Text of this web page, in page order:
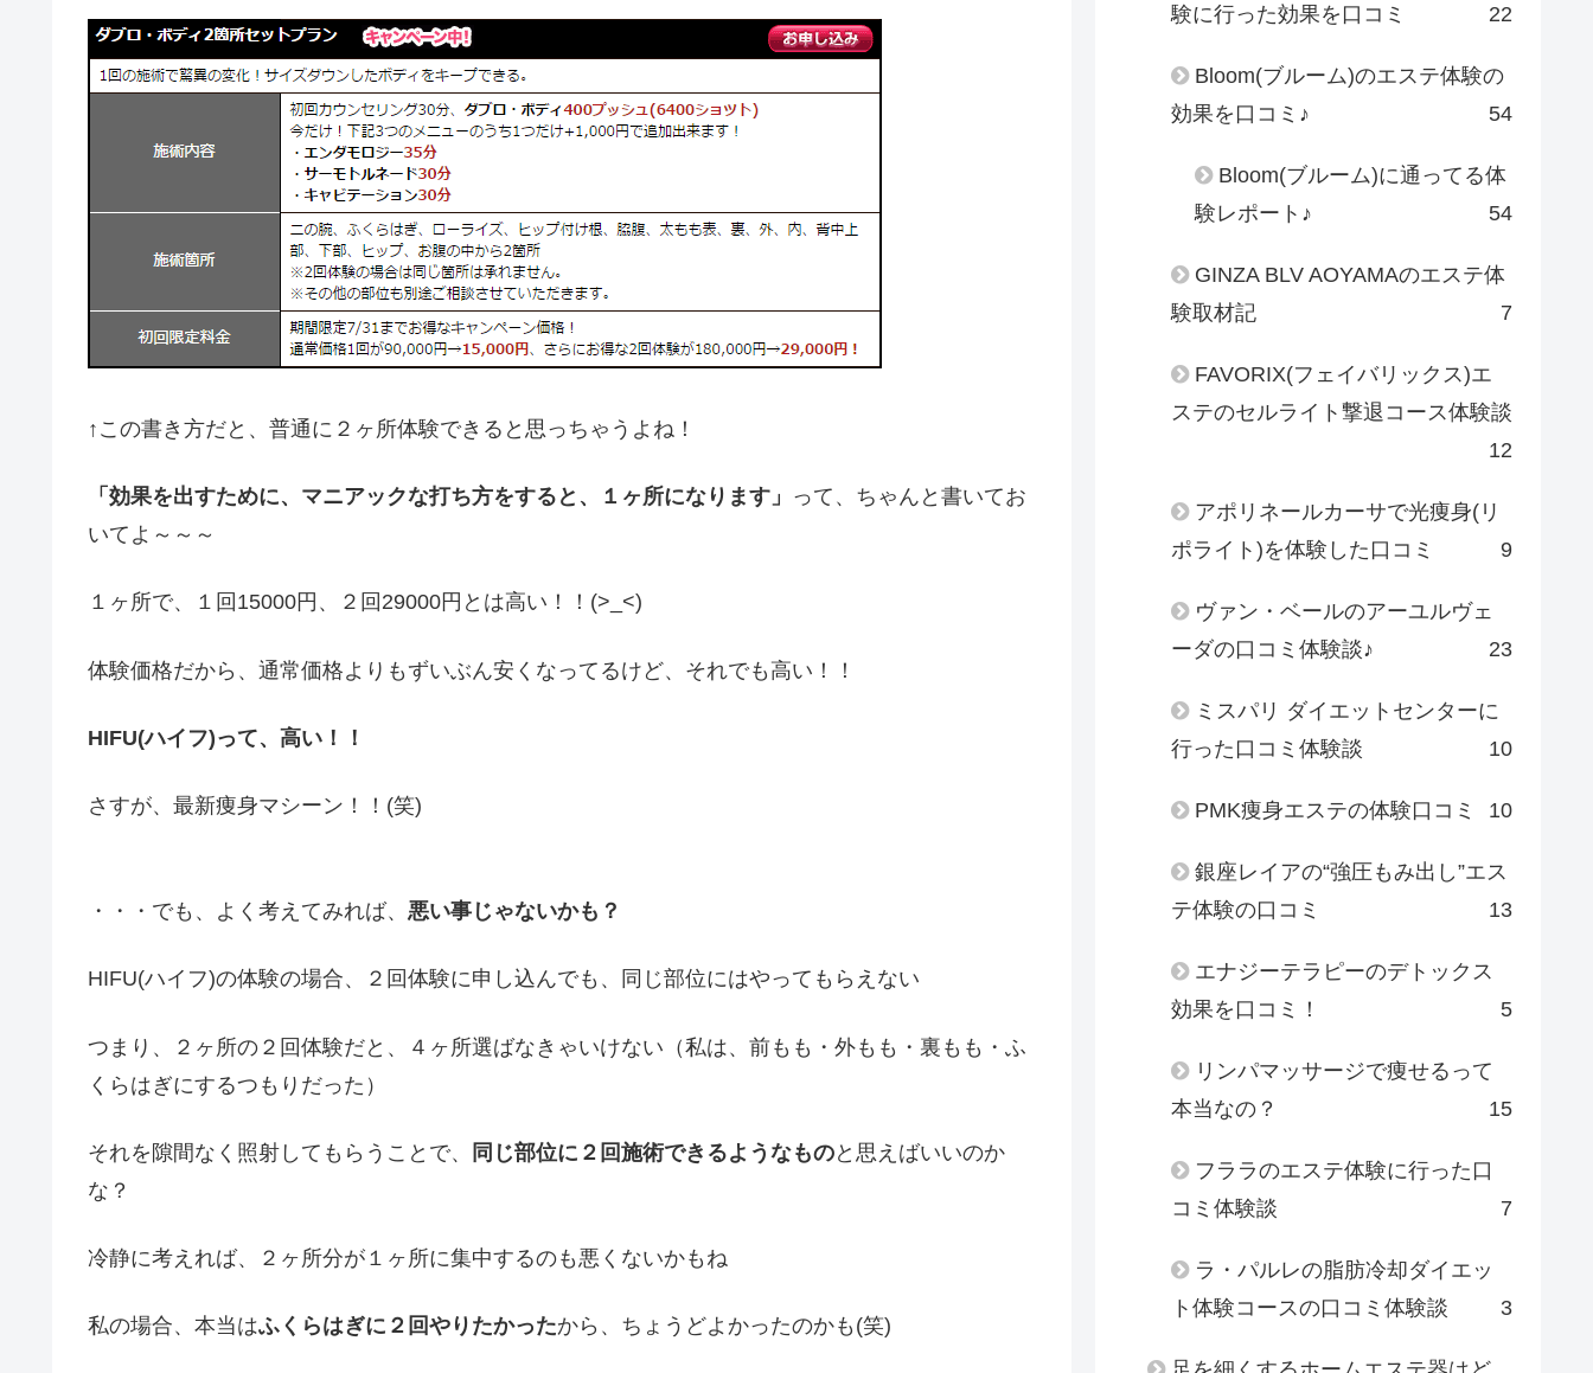
↑この書き方だと、普通に２ヶ所体験できると思っちゃうよね！
「効果を出すために、マニアックな打ち方をすると、１ヶ所になります」 って、ちゃんと書いてお
いてよ～～～
１ヶ所で、１回15000円、２回29000円とは高い！！(>_<)
体験価格だから、通常価格よりもずいぶん安くなってるけど、それでも高い！！
HIFU(ハイフ)って、高い！！
さすが、最新痩身マシーン！！(笑)
・・・でも、よく考えてみれば、 悪い事じゃないかも？
HIFU(ハイフ)の体験の場合、２回体験に申し込んでも、同じ部位にはやってもらえない
つまり、２ヶ所の２回体験だと、４ヶ所選ばなきゃいけない（私は、前もも・外もも・裏もも・ふ
くらはぎにするつもりだった）
それを隙間なく照射してもらうことで、 同じ部位に２回施術できるようなものと思えばいいのか
な？
冷静に考えれば、２ヶ所分が１ヶ所に集中するのも悪くないかもね
私の場合、本当はふくらはぎに２回やりたかったから、ちょうどよかったのかも(笑)
験に行った効果を口コミ
22
Bloom(ブルーム)のエステ体験の
効果を口コミ♪
54
Bloom(ブルーム)に通ってる体
験レポート♪
54
GINZA BLV AOYAMAのエステ体
験取材記
7
FAVORIX(フェイバリックス)エ
ステのセルライト撃退コース体験談
12
アポリネールカーサで光痩身(リ
ポライト)を体験した口コミ
9
ヴァン・ベールのアーユルヴェ
ーダの口コミ体験談♪
23
ミスパリ ダイエットセンターに
行った口コミ体験談
10
PMK痩身エステの体験口コミ 10
銀座レイアの“強圧もみ出し”エス
テ体験の口コミ
13
エナジーテラピーのデトックス
効果を口コミ！
5
リンパマッサージで痩せるって
本当なの？
15
フララのエステ体験に行った口
コミ体験談
7
ラ・パルレの脂肪冷却ダイエッ
ト体験コースの口コミ体験談
3